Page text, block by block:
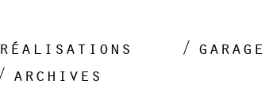
réalisations garage
archives